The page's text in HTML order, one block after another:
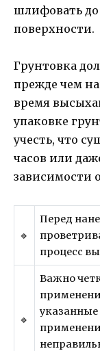
шлифовать
поверхности.
Грунтовка
прежде чем
время
упаковке
учесть, что
часов или
зависимости
🔹
Перед
процесс
🔹
Важно
указанные